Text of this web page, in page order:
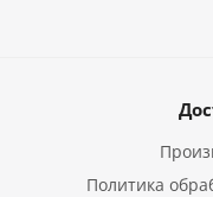
Политика